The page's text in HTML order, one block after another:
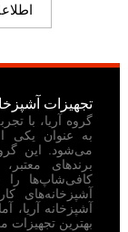
تجهیزات
گروه آریا، با
به عنوان یکی
می‌شود. این
برندهای
کافی‌شاپ‌ها
آشپزخانه‌های
آشپزخانه آریا،
بهترین تجهیزات